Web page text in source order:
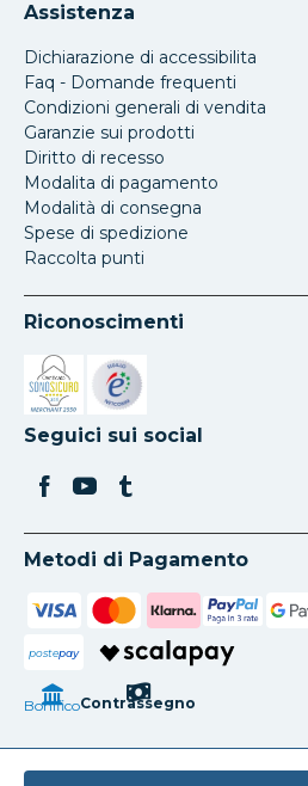
Assistenza
Dichiarazione di accessibilita
Faq - Domande frequenti
Condizioni generali di vendita
Garanzie sui prodotti
Diritto di recesso
Modalita di pagamento
Modalità di consegna
Spese di spedizione
Raccolta punti
Riconoscimenti
Si apre in una nuova scheda
Si apre in una nuova scheda
Seguici sui social
Metodi di Pagamento
postepay
BonificoContrassegno